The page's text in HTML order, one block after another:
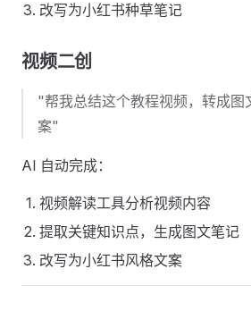
改写为小红书种草笔记
视频二创
"帮我总结这个教程视频，转成图
案"
AI 自动完成：
视频解读工具分析视频内容
提取关键知识点，生成图文笔记
改写为小红书风格文案